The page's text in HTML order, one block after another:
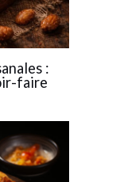
:
faire